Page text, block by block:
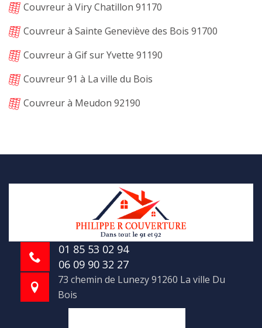
Couvreur à Viry Chatillon 91170
Couvreur à Sainte Geneviève des Bois 91700
Couvreur à Gif sur Yvette 91190
Couvreur 91 à La ville du Bois
Couvreur à Meudon 92190
01 85 53 02 94
06 09 90 32 27
73 chemin de Lunezy 91260 La ville Du
Bois